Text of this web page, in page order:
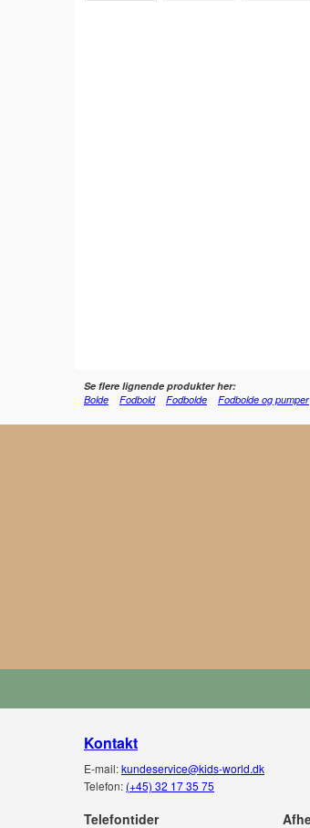
Se flere lignende produkter her:
Bolde
Fodbold Fodbolde Fodbolde og pumper
Kontakt
E-mail:kundeservice@kids-world.dk
Telefon: (+45) 32 17 35 75
Telefontider